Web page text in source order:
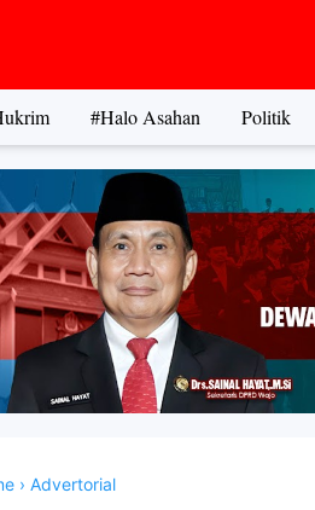
#Halo Asahan Politik
› Advertorial